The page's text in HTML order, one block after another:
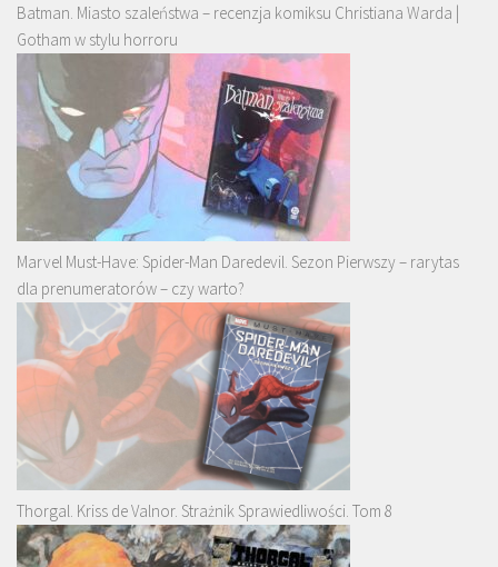
Batman. Miasto szaleństwa – recenzja komiksu Christiana Warda |
Gotham w stylu horroru
Marvel Must-Have: Spider-Man Daredevil. Sezon Pierwszy – rarytas
dla prenumeratorów – czy warto?
Thorgal. Kriss de Valnor. Strażnik Sprawiedliwości. Tom 8